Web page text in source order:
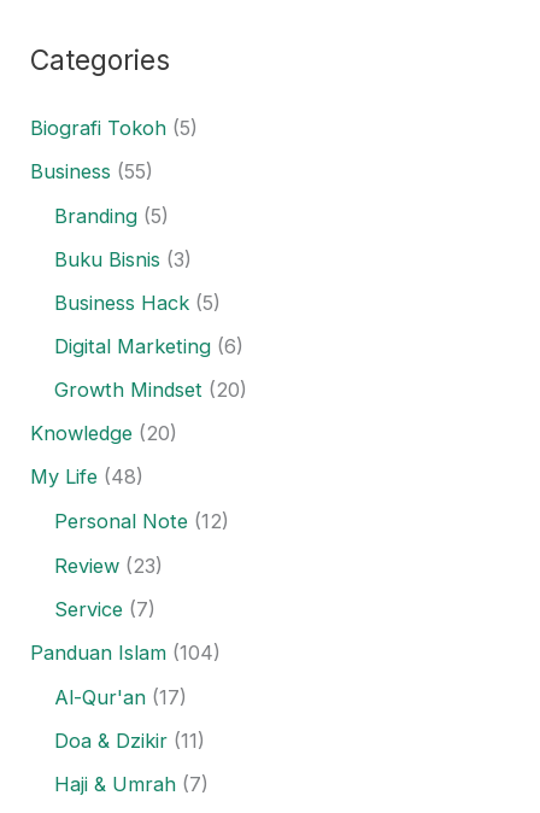
Categories
Biografi Tokoh (5)
Business (55)
Branding (5)
Buku Bisnis (3)
Business Hack (5)
Digital Marketing (6)
Growth Mindset (20)
Knowledge (20)
My Life (48)
Personal Note (12)
Review (23)
Service (7)
Panduan Islam (104)
Al-Qur'an (17)
Doa & Dzikir (11)
Haji & Umrah (7)